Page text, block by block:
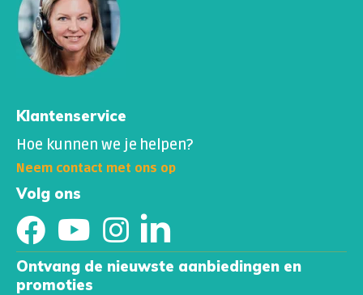
Klantenservice
Hoe kunnen we je helpen?
Neem contact met ons op
Volg ons
Ontvang de nieuwste aanbiedingen en
promoties